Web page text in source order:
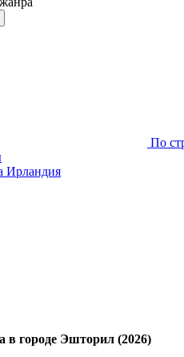
По
Ирландия
в городе Эшторил (2026)